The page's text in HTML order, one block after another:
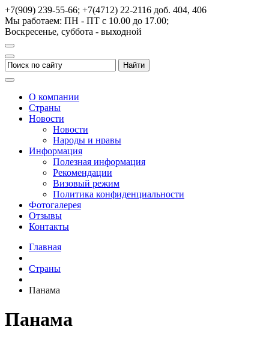
+7(909) 239-55-66; +7(4712) 22-2116 доб. 404, 406
Мы работаем: ПН - ПТ с 10.00 до 17.00;
Воскресенье, суббота - выходной
О компании
Страны
Новости
Новости
Народы и нравы
Информация
Полезная информация
Рекомендации
Визовый режим
Политика конфиденциальности
Фотогалерея
Отзывы
Контакты
Главная
Страны
Панама
Панама